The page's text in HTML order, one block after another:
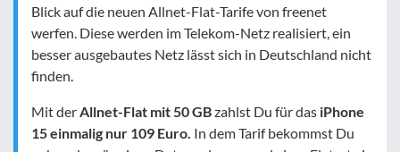
Blick auf die neuen Allnet-Flat-Tarife von freenet
werfen. Diese werden im Telekom-Netz realisiert, ein
besser ausgebautes Netz lässt sich in Deutschland nicht
finden.
Mit derAllnet-Flat mit 50 GBzahlst Du für das iPhone
15 einmalig nur 109 Euro. In dem Tarif bekommst Du